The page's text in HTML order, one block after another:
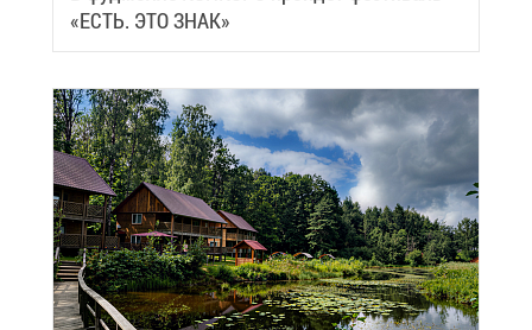
«ЕСТЬ. ЭТО ЗНАК»